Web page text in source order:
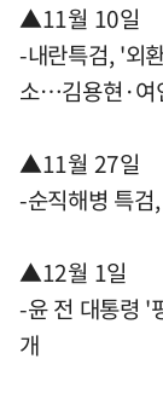
▲11월 10일
-내란특검, '외
소…김용현·여
▲11월 27일
-순직해병 특
▲12월 1일
-윤 전 대통령 '
개